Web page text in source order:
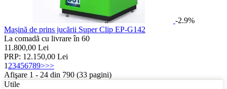
-2.9%
Mașină de prins jucării Super Clip EP-G142
La comadã cu livrare în 60
11.800,00 Lei
PRP: 12.150,00 Lei
1 23456789>>>
Afişare 1 - 24 din 790 (33 pagini)
Utile